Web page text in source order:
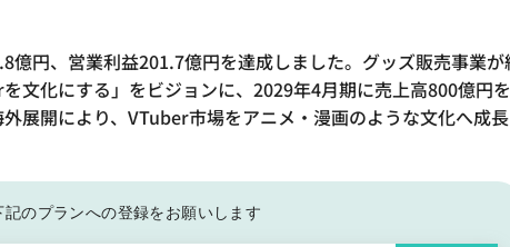
億円、営業利益201.7億円を達成しました。グッズ販売事業が
文化にする」をビジョンに、2029年4月期に売上高800億円
展開により、VTuber市場をアニメ・漫画のような文化へ成
記のプランへの登録をお願いします